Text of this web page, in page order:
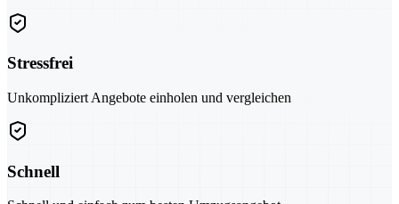
Stressfrei
Unkompliziert Angebote einholen und vergleichen
Schnell